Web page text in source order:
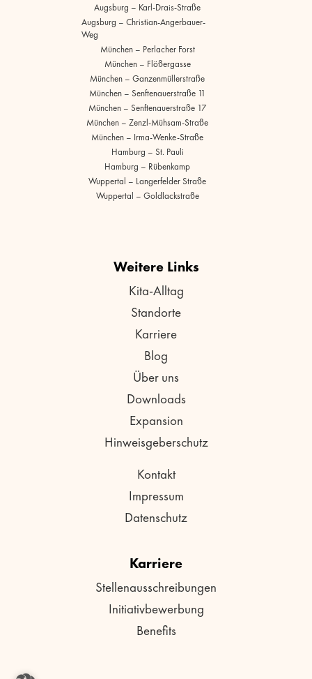
Augsburg – Karl-Drais-Straße
Augsburg – Christian-Angerbauer-
Weg
München – Perlacher Forst
München – Flößergasse
München – Ganzenmüllerstraße
München – Senftenauerstraße 11
München – Senftenauerstraße 17
München – Zenzl-Mühsam-Straße
München – Irma-Wenke-Straße
Hamburg – St. Pauli
Hamburg – Rübenkamp
Wuppertal – Langerfelder Straße
Wuppertal – Goldlackstraße
Weitere Links
Kita-Alltag
Standorte
Karriere
Blog
Über uns
Downloads
Expansion
Hinweisgeberschutz
Kontakt
Impressum
Datenschutz
Karriere
Stellenausschreibungen
Initiativbewerbung
Benefits